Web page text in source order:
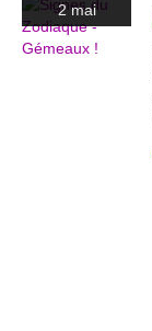
2 mai